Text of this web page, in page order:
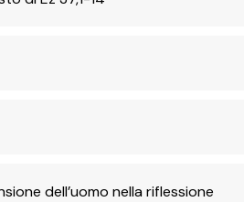
dell’uomo nella riflessione